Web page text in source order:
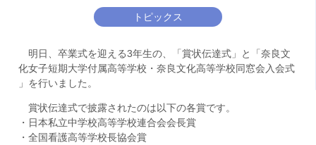
トピックス
明日、卒業式を迎える3年生の、「賞状伝達式」と「奈良文
化女子短期大学付属高等学校・奈良文化高等学校同窓会入会式
」を行いました。
賞状伝達式で披露されたのは以下の各賞です。
・日本私立中学校高等学校連合会会長賞
・全国看護高等学校長協会賞